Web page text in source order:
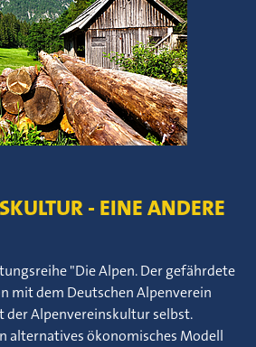
- EINE ANDERE
"Die Alpen. Der gefährdete
mit dem Deutschen Alpenverein
der Alpenvereinskultur selbst.
alternatives ökonomisches Modell